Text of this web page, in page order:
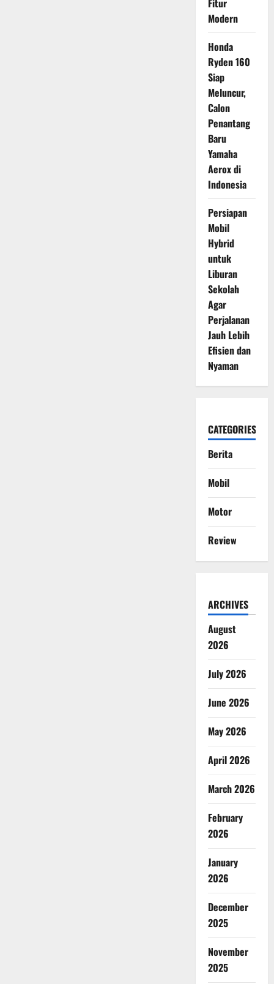
Fitur
Modern
Honda
Ryden 160
Siap
Meluncur,
Calon
Penantang
Baru
Yamaha
Aerox di
Indonesia
Persiapan
Mobil
Hybrid
untuk
Liburan
Sekolah
Agar
Perjalanan
Jauh Lebih
Efisien dan
Nyaman
CATEGORIES
Berita
Mobil
Motor
Review
ARCHIVES
August
2026
July 2026
June 2026
May 2026
April 2026
March 2026
February
2026
January
2026
December
2025
November
2025